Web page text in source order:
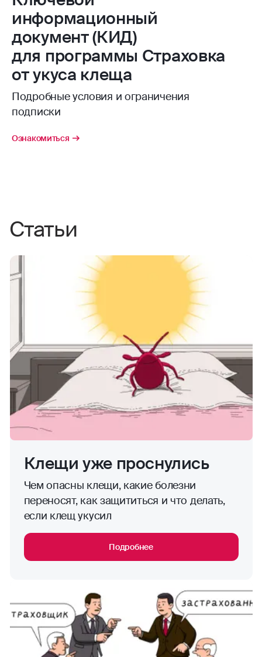
С порядком возмещения расходов можно
ознакомитьсяв разделе Страховой случай
Бланк заявления расположен
Представить Страховщику все необходимые
документы для установления факта страхового
случая и определения размера страховой
выплаты.
информационный
документ (КИД)
для программы Страховка
от укуса клеща
Подробные условия и ограничения
подписки
Ознакомиться
Статьи
Клещи уже проснулись
Чем опасны клещи, какие болезни
переносят, как защититься и что делать,
если клещ укусил
Подробнее